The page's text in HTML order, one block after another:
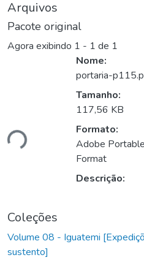
Arquivos
Pacote original
Agora exibindo 1 - 1 de 1
Nome:
portaria-
Tamanho:
117,56 KB
Formato:
Adobe
Format
Descrição:
Coleções
Volume 08 - Iguatemi
sustento]